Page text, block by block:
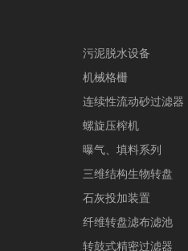
污泥脱水设备
机械格栅
连续性流动砂过滤器
螺旋压榨机
曝气、填料系列
三维结构生物转盘
石灰投加装置
纤维转盘滤布滤池
转鼓式精密过滤器